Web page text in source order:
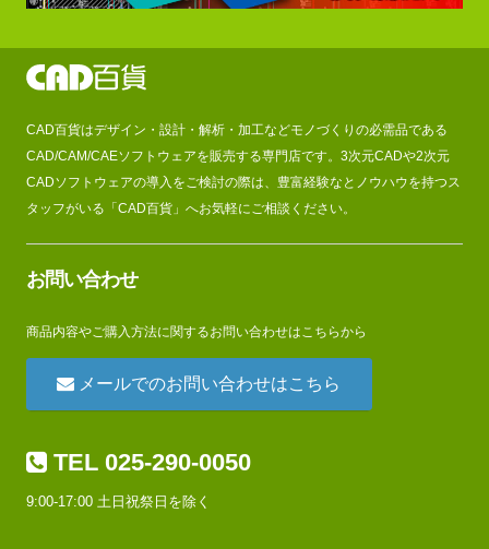
CAD百貨はデザイン・設計・解析・加工などモノづくりの必需品である
CAD/CAM/CAEソフトウェアを販売する専門店です。3次元CADや2次元
CADソフトウェアの導入をご検討の際は、豊富経験なとノウハウを持つス
タッフがいる「CAD百貨」へお気軽にご相談ください。
お問い合わせ
商品内容やご購入方法に関するお問い合わせはこちらから
メールでのお問い合わせはこちら
TEL 025-290-0050
9:00-17:00 土日祝祭日を除く